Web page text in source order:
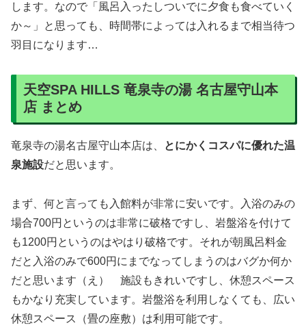
します。なので「風呂入ったしついでに夕食も食べていく
か～」と思っても、時間帯によっては入れるまで相当待つ
羽目になります…
天空SPA HILLS 竜泉寺の湯 名古屋守山本
店 まとめ
竜泉寺の湯名古屋守山本店は、
とにかくコスパに優れた温
泉施設だと思います。
まず、何と言っても入館料が非常に安いです。入浴のみの
場合700円というのは非常に破格ですし、岩盤浴を付けて
も1200円というのはやはり破格です。それが朝風呂料金
だと入浴のみで600円にまでなってしまうのはバグか何か
だと思います（え） 施設もきれいですし、休憩スペース
もかなり充実しています。岩盤浴を利用しなくても、広い
休憩スペース（畳の座敷）は利用可能です。